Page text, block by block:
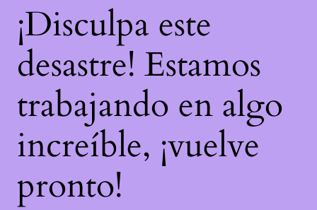
¡Disculpa este
desastre! Estamos
trabajando en algo
increíble, ¡vuelve
pronto!